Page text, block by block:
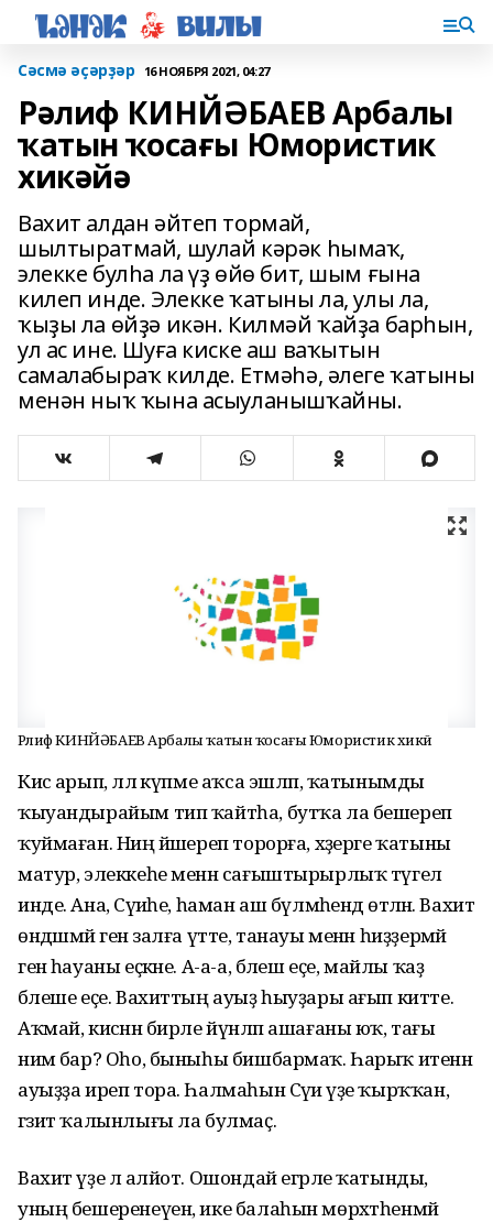
Сәсмә әҫәрҙәр 16 НОЯБРЯ 2021, 04:27
Рәлиф КИНЙӘБАЕВ Арбалы
ҡатын ҡосағы Юмористик
хикәйә
Вахит алдан әйтеп тормай,
шылтыратмай, шулай кәрәк һымаҡ,
элекке булһа ла үҙ өйө бит, шым ғына
килеп инде. Элекке ҡатыны ла, улы ла,
ҡыҙы ла өйҙә икән. Килмәй ҡайҙа барһын,
ул ас ине. Шуға киске аш ваҡытын
самалабыраҡ килде. Етмәһә, әлеге ҡатыны
менән ныҡ ҡына асыуланышҡайны.
Рәлиф КИНЙӘБАЕВ Арбалы ҡатын ҡосағы Юмористик хикәйә
Кисә арып, әллә күпме аҡса эшләп, ҡатынымды
ҡыуандырайым тип ҡайтһа, бутҡа ла бешереп
ҡуймаған. Ниңә йәшереп торорға, хәҙерге ҡатыны
матур, элеккеһе менән сағыштырырлыҡ түгел
инде. Ана, Сәүиәһе, һаман аш бүлмәһендә өтәләнә. Вахит
өндәшмәй генә залға үтте, танауы менән һиҙҙермәй
генә һауаны еҫкәне. А-а-а, бәлеш еҫе, майлы ҡаҙ
бәлеше еҫе. Вахиттың ауыҙ һыуҙары ағып китте.
Аҡмай, кисәнән бирле йүнләп ашағаны юҡ, тағы
нимә бар? Оһо, быныһы бишбармаҡ. Һарыҡ итенән
ауыҙҙа иреп тора. Һалмаһын Сәүиә үҙе ҡырҡҡан,
гәзит ҡалынлығы ла булмаҫ.
Вахит үҙе лә алйот. Ошондай егәрле ҡатынды,
уның бешеренеүен, ике балаһын мөрхәтһенмәй